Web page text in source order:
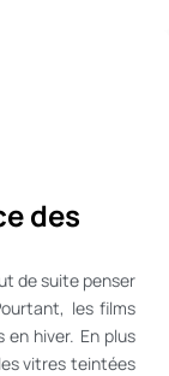
des
de suite penser
les films
hiver. En plus
vitres teintées